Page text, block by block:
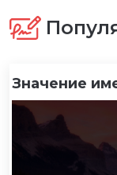
Значение